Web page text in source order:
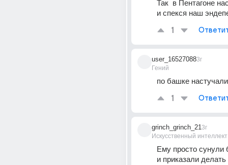
Так  в Пентагоне
и спекся наш
1
user_16527088
Гений
3г
по башке настучали
1
grinch_grinch_21
Искусственный интеллект
3г
Ему просто сунули
и приказали